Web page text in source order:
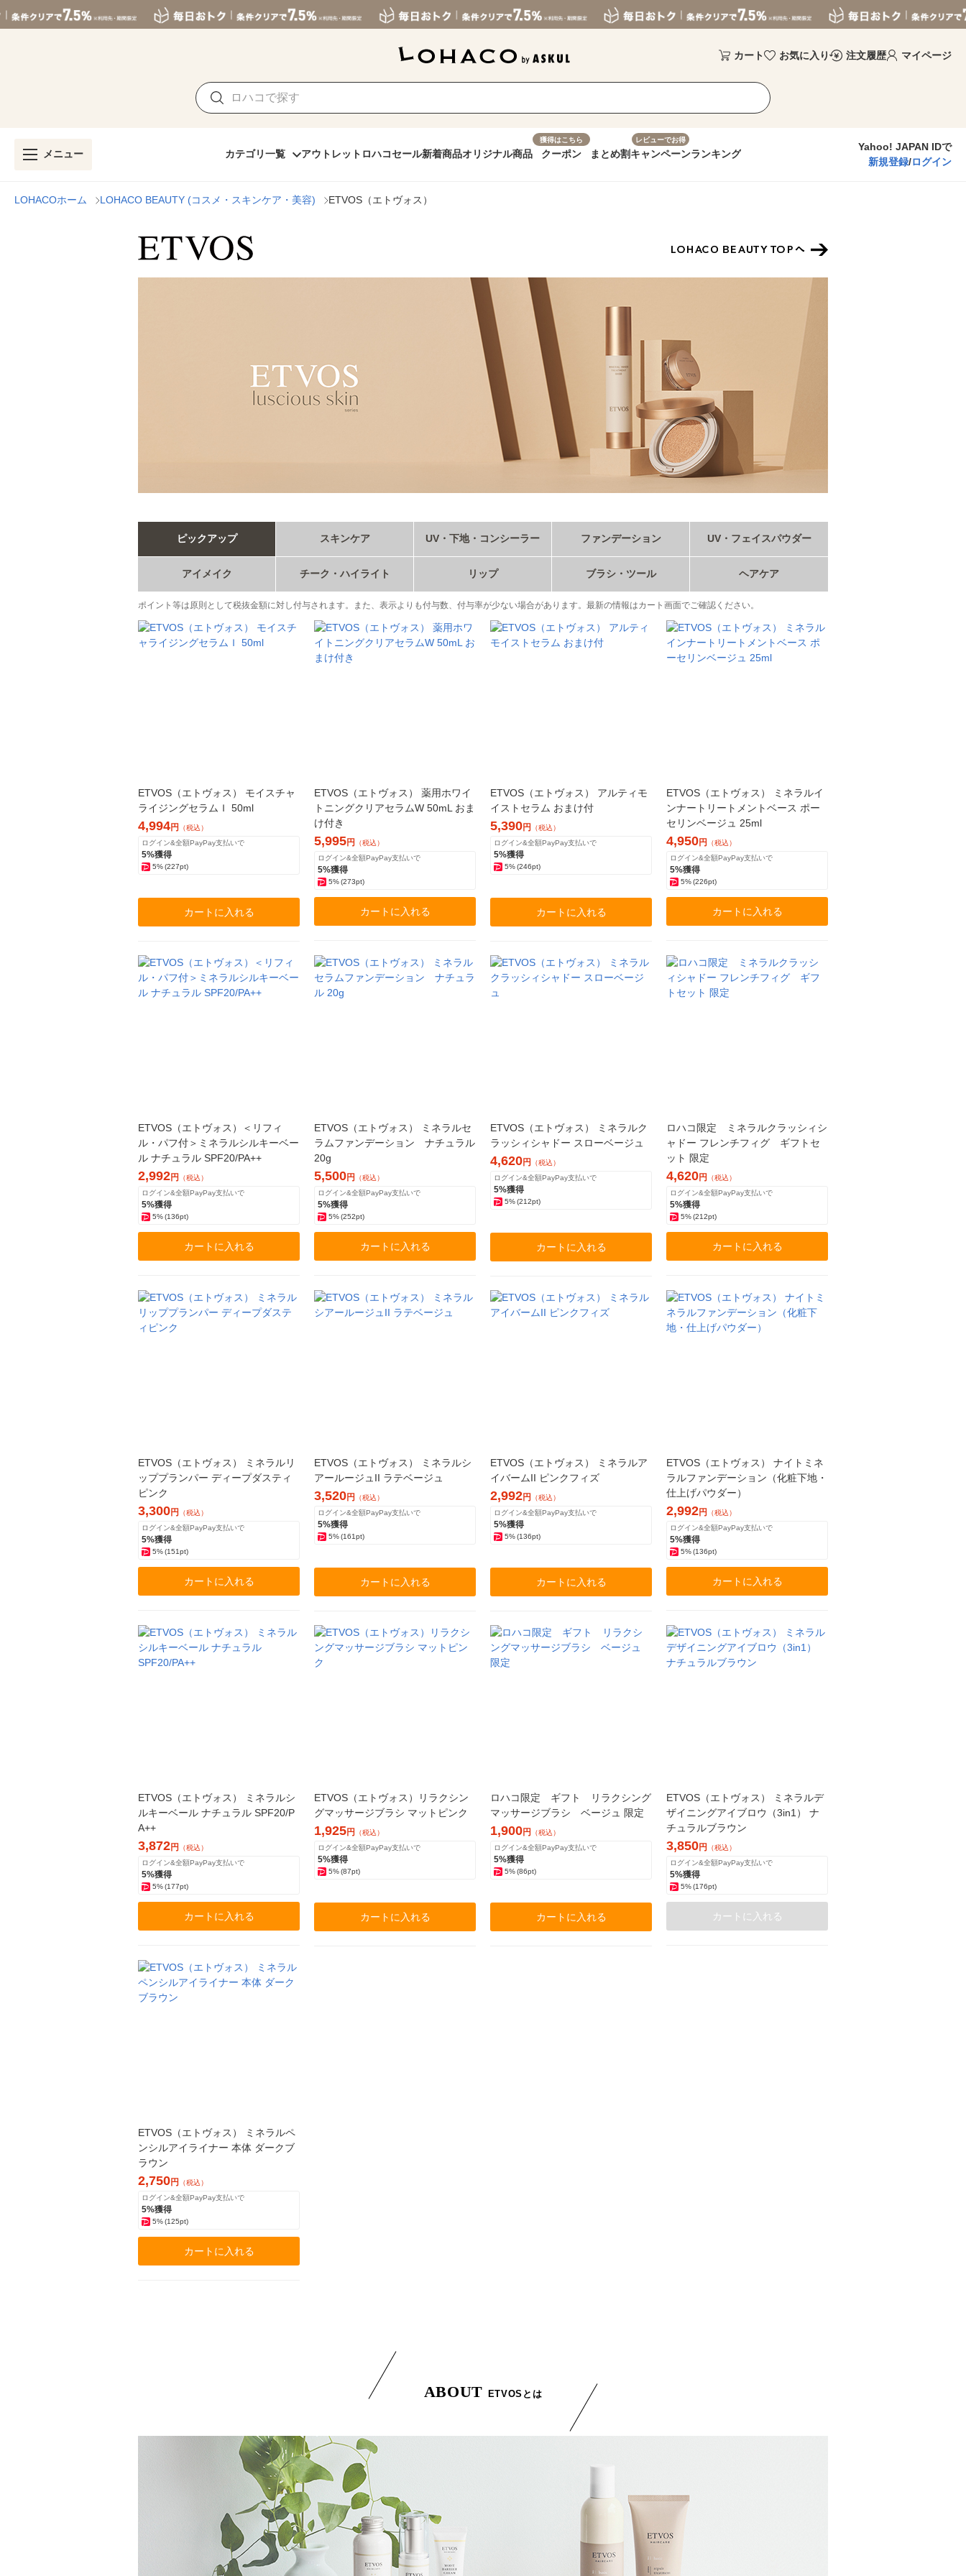
カート お気に入り 注文履歴 マイページ
メニュー カテゴリ一覧 アウトレット ロハコセール新着商品オリジナル商品
獲得はこちら
クーポン まとめ割
レビューでお得
キャンペーンランキング
Yahoo! JAPAN IDで
新規登録/ログイン
LOHACOホーム LOHACO BEAUTY (コスメ・スキンケア・美容) ETVOS（エトヴォス）
ピックアップ スキンケア UV・下地・コンシーラー ファンデーション UV・フェイスパウダー
アイメイク チーク・ハイライト リップ ブラシ・ツール ヘアケア
ポイント等は原則として税抜金額に対し付与されます。また、表示よりも付与数、付与率が少ない場合があります。最新の情報はカート画面でご確認ください。
ETVOS（エトヴォス） モイスチャ
ライジングセラムＩ 50ml
4,994円
（税込）
ログイン&全額PayPay支払いで
5%獲得
5%(227pt)
カートに入れる
ETVOS（エトヴォス） 薬用ホワイ
トニングクリアセラムW 50mL おま
け付き
5,995円
（税込）
ログイン&全額PayPay支払いで
5%獲得
5%(273pt)
カートに入れる
ETVOS（エトヴォス） アルティモ
イストセラム おまけ付
5,390円
（税込）
ログイン&全額PayPay支払いで
5%獲得
5%(246pt)
カートに入れる
ETVOS（エトヴォス） ミネラルイ
ンナートリートメントベース ポー
セリンベージュ 25ml
4,950円
（税込）
ログイン&全額PayPay支払いで
5%獲得
5%(226pt)
カートに入れる
ETVOS（エトヴォス）＜リフィ
ル・パフ付＞ミネラルシルキーベー
ル ナチュラル SPF20/PA++
2,992円
（税込）
ログイン&全額PayPay支払いで
5%獲得
5%(136pt)
カートに入れる
ETVOS（エトヴォス） ミネラルセ
ラムファンデーション ナチュラル
20g
5,500円
（税込）
ログイン&全額PayPay支払いで
5%獲得
5%(252pt)
カートに入れる
ETVOS（エトヴォス） ミネラルク
ラッシィシャドー スローベージュ
4,620円
（税込）
ログイン&全額PayPay支払いで
5%獲得
5%(212pt)
カートに入れる
ロハコ限定 ミネラルクラッシィシ
ャドー フレンチフィグ ギフトセ
ット 限定
4,620円
（税込）
ログイン&全額PayPay支払いで
5%獲得
5%(212pt)
カートに入れる
ETVOS（エトヴォス） ミネラルリ
ッププランパー ディープダスティ
ピンク
3,300円
（税込）
ログイン&全額PayPay支払いで
5%獲得
5%(151pt)
カートに入れる
ETVOS（エトヴォス） ミネラルシ
アールージュII ラテベージュ
3,520円
（税込）
ログイン&全額PayPay支払いで
5%獲得
5%(161pt)
カートに入れる
ETVOS（エトヴォス） ミネラルア
イバームII ピンクフィズ
2,992円
（税込）
ログイン&全額PayPay支払いで
5%獲得
5%(136pt)
カートに入れる
ETVOS（エトヴォス） ナイトミネ
ラルファンデーション（化粧下地・
仕上げパウダー）
2,992円
（税込）
ログイン&全額PayPay支払いで
5%獲得
5%(136pt)
カートに入れる
ETVOS（エトヴォス） ミネラルシ
ルキーベール ナチュラル SPF20/P
A++
3,872円
（税込）
ログイン&全額PayPay支払いで
5%獲得
5%(177pt)
カートに入れる
ETVOS（エトヴォス）リラクシン
グマッサージブラシ マットピンク
1,925円
（税込）
ログイン&全額PayPay支払いで
5%獲得
5%(87pt)
カートに入れる
ロハコ限定 ギフト リラクシング
マッサージブラシ ベージュ 限定
1,900円
（税込）
ログイン&全額PayPay支払いで
5%獲得
5%(86pt)
カートに入れる
ETVOS（エトヴォス） ミネラルデ
ザイニングアイブロウ（3in1） ナ
チュラルブラウン
3,850円
（税込）
ログイン&全額PayPay支払いで
5%獲得
5%(176pt)
カートに入れる
ETVOS（エトヴォス） ミネラルペ
ンシルアイライナー 本体 ダークブ
ラウン
2,750円
（税込）
ログイン&全額PayPay支払いで
5%獲得
5%(125pt)
カートに入れる
ABOUT ETVOSとは